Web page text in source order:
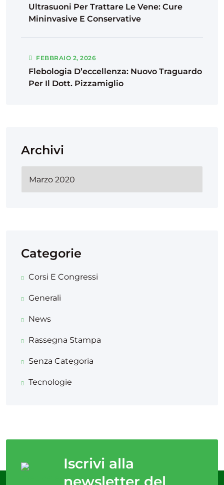
Ultrasuoni Per Trattare Le Vene: Cure
Mininvasive E Conservative
FEBBRAIO 2, 2026
Flebologia D’eccellenza: Nuovo Traguardo
Per Il Dott. Pizzamiglio
Archivi
Categorie
Corsi E Congressi
Generali
News
Rassegna Stampa
Senza Categoria
Tecnologie
Iscrivi alla
newsletter del